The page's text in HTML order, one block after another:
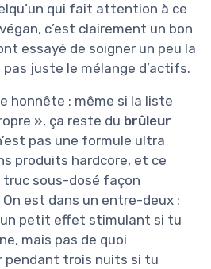
qui fait attention à ce
c’est clairement un bon
essayé de soigner un peu la
juste le mélange d’actifs.
honnête : même si la liste
», ça reste du brûleur
pas une formule ultra
produits hardcore, et ce
truc sous-dosé façon
est dans un entre-deux :
petit effet stimulant si tu
mais pas de quoi
pendant trois nuits si tu